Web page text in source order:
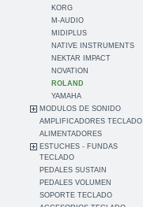
KORG
M-AUDIO
MIDIPLUS
NATIVE INSTRUMENTS
NEKTAR IMPACT
NOVATION
ROLAND
YAMAHA
MODULOS DE SONIDO
AMPLIFICADORES TECLADO
ALIMENTADORES
ESTUCHES - FUNDAS
TECLADO
PEDALES SUSTAIN
PEDALES VOLUMEN
SOPORTE TECLADO